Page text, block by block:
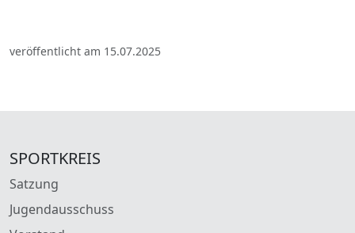
veröffentlicht am 15.07.2025
SPORTKREIS
Satzung
Jugendausschuss